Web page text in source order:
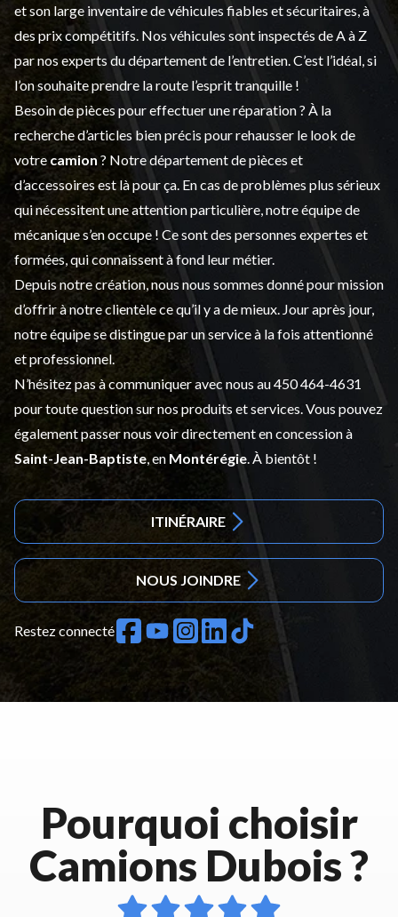
et son large inventaire de véhicules fiables et sécuritaires, à
des prix compétitifs. Nos véhicules sont inspectés de A à Z
par nos experts du département de l’entretien . C’est l’idéal, si
l’on souhaite prendre la route l’esprit tranquille !
Besoin de pièces pour effectuer une réparation ? À la
recherche d’articles bien précis pour rehausser le look de
votre camion ? Notre département depièces et
d’accessoiresest là pour ça. En cas de problèmes plus sérieux
qui nécessitent une attention particulière, notre équipe de
mécanique s’en occupe ! Ce sont des personnes expertes et
formées, qui connaissent à fond leur métier.
Depuis notre création, nous nous sommes donné pour mission
d’offrir à notre clientèle ce qu’il y a de mieux. Jour après jour,
notre équipe se distingue par un service à la fois attentionné
et professionnel.
N’hésitez pas à communiquer avec nous au450 464-4631
pour toute question sur nos produits et services. Vous pouvez
également passer nous voir directement en concession à
Saint-Jean-Baptiste , en Montérégie . À bientôt !
ITINÉRAIRE
NOUS JOINDRE
Restez connecté
Pourquoi choisir
Camions Dubois ?